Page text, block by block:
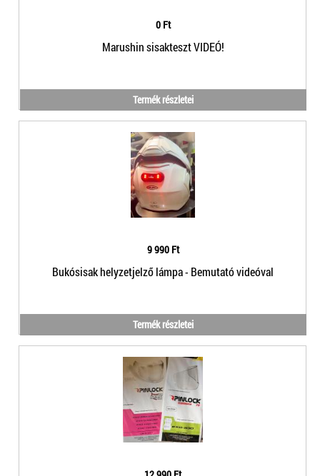
0 Ft
Marushin sisakteszt VIDEÓ!
Termék részletei
9 990 Ft
Bukósisak helyzetjelző lámpa - Bemutató videóval
Termék részletei